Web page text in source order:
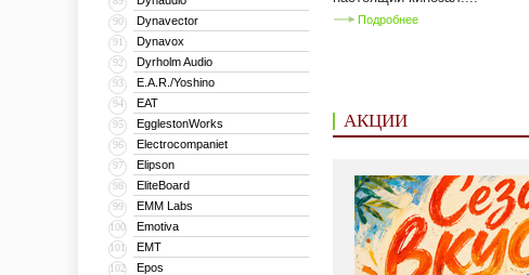
90 Dynavector
91 Dynavox
92 Dyrholm Audio
93 E.A.R./Yoshino
94 EAT
95 EgglestonWorks
96 Electrocompaniet
97 Elipson
98 EliteBoard
99 EMM Labs
100 Emotiva
101 EMT
102 Epos
Подробнее
АКЦИИ